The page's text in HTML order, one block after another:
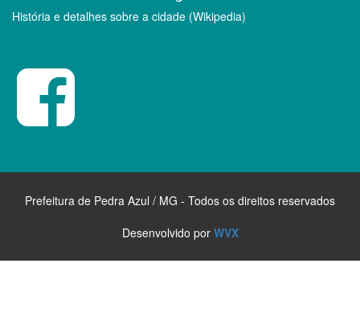
História e detalhes sobre a cidade (Wikipedia)
Prefeitura de Pedra Azul / MG - Todos os direitos reservados
Desenvolvido por WVX